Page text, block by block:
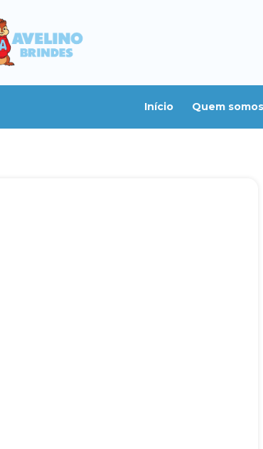
Início Quem somos